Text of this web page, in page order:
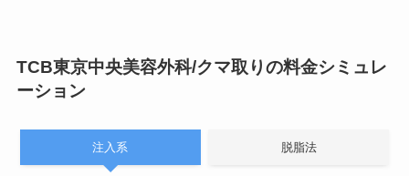
TCB東京中央美容外科/クマ取りの料金シミュレ
ーション
注入系 脱脂法